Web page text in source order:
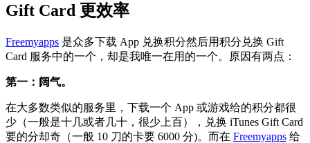
Gift Card 更效率
Freemyapps 是众多下载 App 兑换积分然后用积分兑换 Gift
Card 服务中的一个，却是我唯一在用的一个。原因有两点：
第一：阔气。
在大多数类似的服务里，下载一个 App 或游戏给的积分都很
少（一般是十几或者几十，很少上百），兑换 iTunes Gift Card
要的分却奇（一般 10 刀的卡要 6000 分)。而在 Freemyapps 给